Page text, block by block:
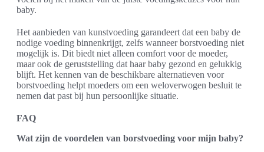
baby.
Het aanbieden van kunstvoeding garandeert dat een baby de
nodige voeding binnenkrijgt, zelfs wanneer borstvoeding niet
mogelijk is. Dit biedt niet alleen comfort voor de moeder,
maar ook de geruststelling dat haar baby gezond en gelukkig
blijft. Het kennen van de beschikbare alternatieven voor
borstvoeding helpt moeders om een weloverwogen besluit te
nemen dat past bij hun persoonlijke situatie.
FAQ
Wat zijn de voordelen van borstvoeding voor mijn baby?